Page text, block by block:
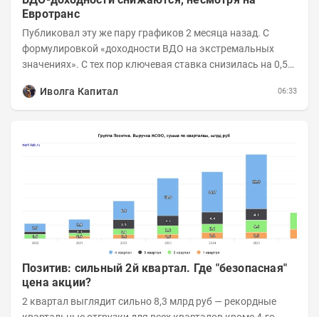
Евротранс
Публиковал эту же пару графиков 2 месяца назад. С
формулировкой «доходности ВДО на экстремальных
значениях». С тех пор ключевая ставка снизилась на 0,5
Иволга Капитал
06:33
Позитив: сильный 2й квартал. Где "безопасная"
цена акции?
2 квартал выглядит сильно 8,3 млрд руб — рекордные